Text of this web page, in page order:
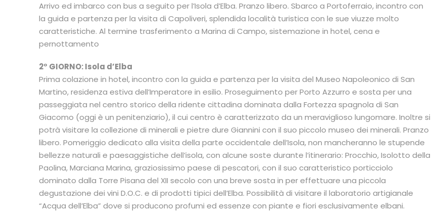
Arrivo ed imbarco con bus a seguito per l’Isola d’Elba. Pranzo libero. Sbarco a Portoferraio, incontro con
la guida e partenza per la visita di Capoliveri, splendida località turistica con le sue viuzze molto
caratteristiche. Al termine trasferimento a Marina di Campo, sistemazione in hotel, cena e
pernottamento
2° GIORNO: Isola d’Elba
Prima colazione in hotel, incontro con la guida e partenza per la visita del Museo Napoleonico di San
Martino, residenza estiva dell’Imperatore in esilio. Proseguimento per Porto Azzurro e sosta per una
passeggiata nel centro storico della ridente cittadina dominata dalla Fortezza spagnola di San
Giacomo (oggi è un penitenziario), il cui centro è caratterizzato da un meraviglioso lungomare. Inoltre si
potrà visitare la collezione di minerali e pietre dure Giannini con il suo piccolo museo dei minerali. Pranzo
libero. Pomeriggio dedicato alla visita della parte occidentale dell’Isola, non mancheranno le stupende
bellezze naturali e paesaggistiche dell’isola, con alcune soste durante l’itinerario: Procchio, Isolotto della
Paolina, Marciana Marina, graziosissimo paese di pescatori, con il suo caratteristico porticciolo
dominato dalla Torre Pisana del XII secolo con una breve sosta in per effettuare una piccola
degustazione dei vini D.O.C. e di prodotti tipici dell’Elba. Possibilità di visitare il laboratorio artigianale
“Acqua dell’Elba” dove si producono profumi ed essenze con piante e fiori esclusivamente elbani.